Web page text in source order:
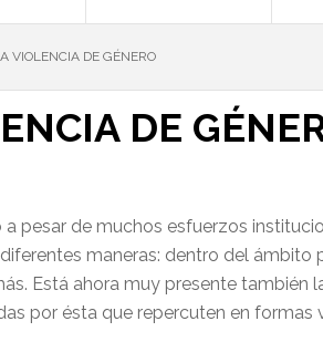
VIOLENCIA DE GÉNERO
DE
a pesar de muchos esfuerzos
maneras: dentro del
Está ahora muy presente también
por ésta que repercuten en formas